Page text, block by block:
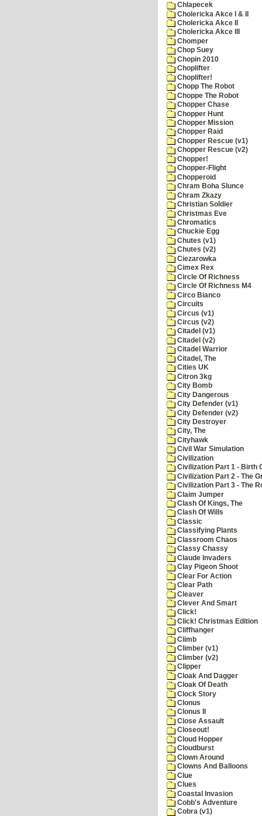
Chlapecek
Cholericka Akce I & II
Cholericka Akce II
Cholericka Akce III
Chomper
Chop Suey
Chopin 2010
Choplifter
Choplifter!
Chopp The Robot
Choppe The Robot
Chopper Chase
Chopper Hunt
Chopper Mission
Chopper Raid
Chopper Rescue (v1)
Chopper Rescue (v2)
Chopper!
Chopper-Flight
Chopperoid
Chram Boha Slunce
Chram Zkazy
Christian Soldier
Christmas Eve
Chromatics
Chuckie Egg
Chutes (v1)
Chutes (v2)
Ciezarowka
Cimex Rex
Circle Of Richness
Circle Of Richness M4
Circo Bianco
Circuits
Circus (v1)
Circus (v2)
Citadel (v1)
Citadel (v2)
Citadel Warrior
Citadel, The
Cities UK
Citron 3kg
City Bomb
City Dangerous
City Defender (v1)
City Defender (v2)
City Destroyer
City, The
Cityhawk
Civil War Simulation
Civilization
Civilization Part 1 - Birth
Civilization Part 2 - The
Civilization Part 3 - The
Claim Jumper
Clash Of Kings, The
Clash Of Wills
Classic
Classifying Plants
Classroom Chaos
Classy Chassy
Claude Invaders
Clay Pigeon Shoot
Clear For Action
Clear Path
Cleaver
Clever And Smart
Click!
Click! Christmas Edition
Cliffhanger
Climb
Climber (v1)
Climber (v2)
Clipper
Cloak And Dagger
Cloak Of Death
Clock Story
Clonus
Clonus II
Close Assault
Closeout!
Cloud Hopper
Cloudburst
Clown Around
Clowns And Balloons
Clue
Clues
Coastal Invasion
Cobb's Adventure
Cobra (v1)